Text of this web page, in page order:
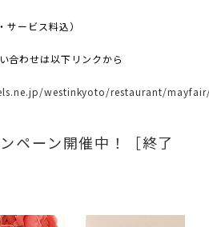
サービス料込）
合わせは以下リンクから
westinkyoto/restaurant/
ペーン開催中！［終了